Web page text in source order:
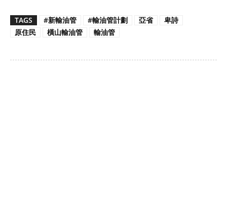
TAGS #新輸油管 #輸油管計劃 亞省
卑詩
原住民
橫山輸油管 輸油管